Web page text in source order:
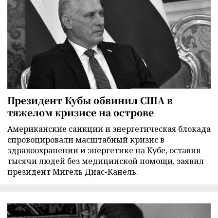
Президент Кубы обвинил США в
тяжелом кризисе на острове
Американские санкции и энергетическая блокада
спровоцировали масштабный кризис в
здравоохранении и энергетике на Кубе, оставив
тысячи людей без медицинской помощи, заявил
президент Мигель Диас-Канель.